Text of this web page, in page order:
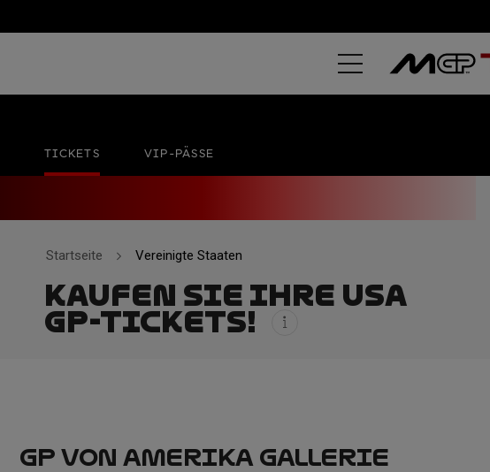
GRAND PRIX OF
TICKETS VIP-PÄSSE
Startseite Vereinigte Staaten
KAUFEN SIE IHRE USA
GP-TICKETS!
GP VON AMERIKA GALLERIE